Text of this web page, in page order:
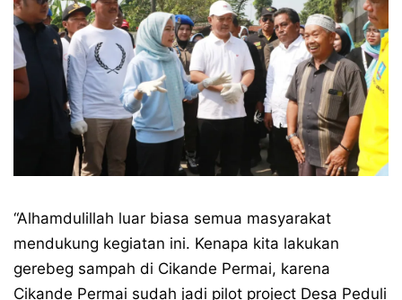
“Alhamdulillah luar biasa semua masyarakat
mendukung kegiatan ini. Kenapa kita lakukan
gerebeg sampah di Cikande Permai, karena
Cikande Permai sudah jadi pilot project Desa Peduli